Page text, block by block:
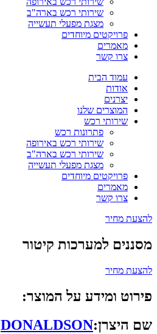
שירותי רכש בארה"ב
מצגת מפעלי תעשייה
פרויקטים מיוחדים
מאמרים
צרו קשר
עמוד הבית
אודות
יצרנים
המוצרים שלנו
שירותי רכש
פתרונות רכש
שירותי רכש באירופה
שירותי רכש בארה"ב
מצגת מפעלי תעשייה
פרויקטים מיוחדים
מאמרים
צרו קשר
להצעת מחיר
מסננים למערכות קיטור
להצעת מחיר
פירוט ומידע על המוצר:
שם היצרן:DONALDSON